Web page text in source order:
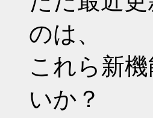
のは、
これら新
いか？